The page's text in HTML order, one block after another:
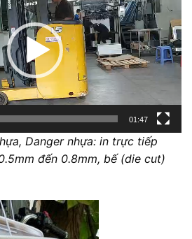
01:47
Danger nhựa: in trực tiếp
đến 0.8mm, bế (die cut)